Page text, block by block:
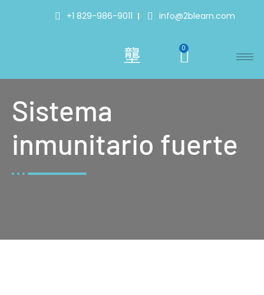
+1 829-986-9011 info@2blearn.com
0
Sistema
inmunitario fuerte